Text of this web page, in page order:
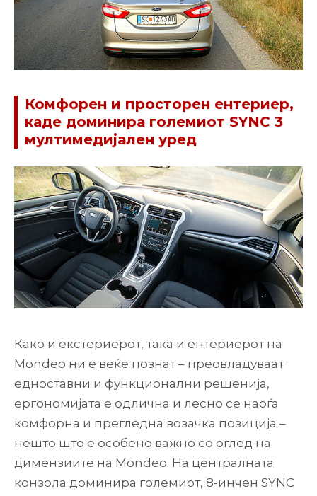
Комфорен и просторен ентериер,
каде доминира големиот SYNC 3
мултимедијален уред
Како и екстериерот, така и ентериерот на
Mondeo ни е веќе познат – преовладуваат
едноставни и функционални решенија,
ергономијата е одлична и лесно се наоѓа
комфорна и прегледна возачка позиција –
нешто што е особено важно со оглед на
димензиите на Mondeo. На централната
конзола доминира големиот, 8-инчен SYNC